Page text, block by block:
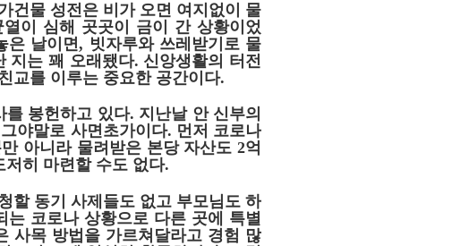
건물 성전은 비가 오면 여지없이 물
이 심해 곳곳이 금이 간 상황이었
은 날이면, 빗자루와 쓰레받기로 물
지는 꽤 오래됐다. 신앙생활의 터전
교를 이루는 중요한 공간이다.
를 봉헌하고 있다. 지난날 안 신부의
야말로 사면초가이다. 먼저 코로나
아니라 물려받은 본당 자산도 2억
저히 마련할 수도 없다.
할 동기 사제들도 없고 부모님도 하
는 코로나 상황으로 다른 곳에 특별
사목 방법을 가르쳐달라고 경험 많